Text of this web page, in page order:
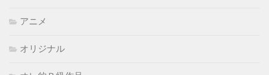
アニメ
オリジナル